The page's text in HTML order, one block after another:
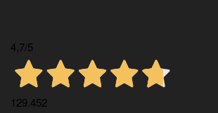
4,7/5
129.452